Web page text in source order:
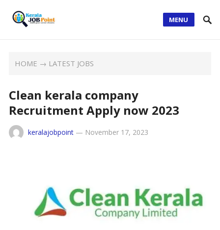
MENU
HOME → LATEST JOBS
Clean kerala company
Recruitment Apply now 2023
keralajobpoint— November 17, 2023